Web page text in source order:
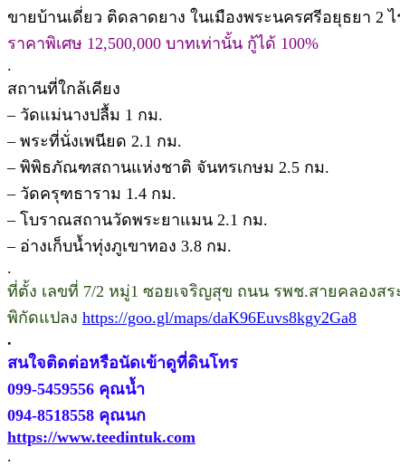
ขายบ้านเดี่ยว ติดลาดยาง ในเมืองพระนครศรีอยุธยา 2
ราคาพิเศษ 12,500,000 บาทเท่านั้น กู้ได้ 100%
.
สถานที่ใกล้เคียง
– วัดแม่นางปลื้ม 1 กม.
– พระที่นั่งเพนียด 2.1 กม.
– พิพิธภัณฑสถานแห่งชาติ จันทรเกษม 2.5 กม.
– วัดครุฑธาราม 1.4 กม.
– โบราณสถานวัดพระยาแมน 2.1 กม.
– อ่างเก็บน้ำทุ่งภูเขาทอง 3.8 กม.
.
ที่ตั้ง เลขที่ 7/2 หมู่1 ซอยเจริญสุข ถนน รพช.สายคลองส
พิกัดแปลง https://goo.gl/maps/daK96Euvs8kgy2Ga8
.
สนใจติดต่อหรือนัดเข้าดูที่ดินโทร
099-5459556 คุณน้ำ
094-8518558 คุณนก
https://www.teedintuk.com
.